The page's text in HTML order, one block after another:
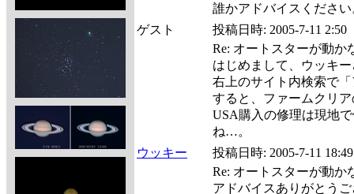
誰かアドバイスください
ゲスト
投稿日時: 2005-7-11 2:50
Re: オートスターが動か
はじめまして、ウッキ
右上のサイト内検索で
すると、ファームクリ
USA購入の修理は現地
ね…。
ウッキー
投稿日時: 2005-7-11 18:49
Re: オートスターが動か
アドバイスありがとう